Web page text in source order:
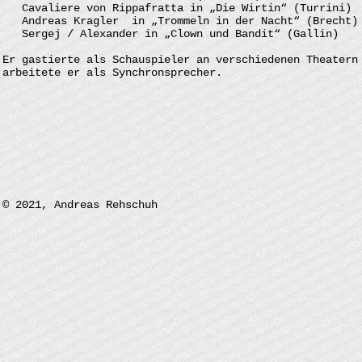
Cavaliere von Rippafratta in „Die Wirtin“ (Turrini)
Andreas Kragler in „Trommeln in der Nacht“
Sergej / Alexander in „Clown und Bandit“ (Gallin)
Er gastierte als Schauspieler an verschiedenen Theatern
arbeitete er als Synchronsprecher.
© 2021, Andreas Rehschuh